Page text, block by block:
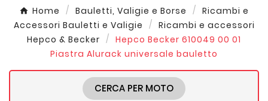
Home Bauletti, Valigie e Borse
Ricambi e
Accessori Bauletti e Valigie
Ricambi e accessori
Hepco & Becker
Hepco Becker 610049 00 01
Piastra Alurack universale bauletto
CERCA PER MOTO